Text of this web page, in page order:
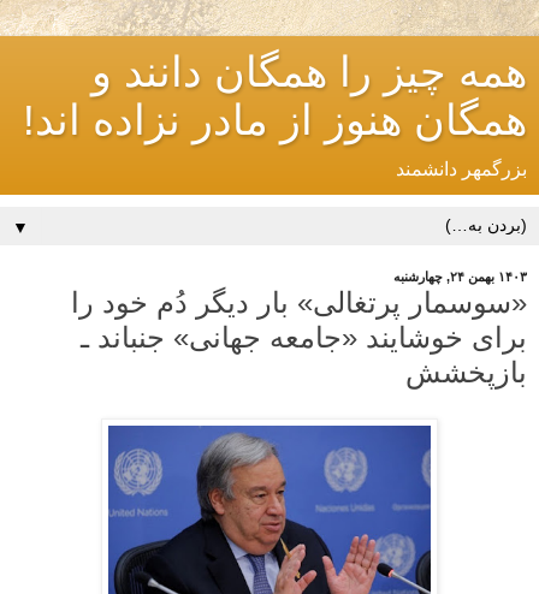
همه چیز را همگان دانند و
همگان هنوز از مادر نزاده اند!
بزرگمهر دانشمند
▼
۱۴۰۳ بهمن ۲۴, چهارشنبه
«سوسمار پرتغالی» بار دیگر دُم خود را
برای خوشایند «جامعه جهانی» جنباند ـ
بازپخشش